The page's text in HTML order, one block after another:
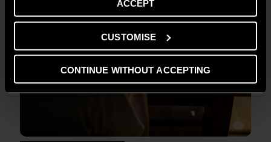
ACCEPT
CUSTOMISE
CONTINUE WITHOUT ACCEPTING